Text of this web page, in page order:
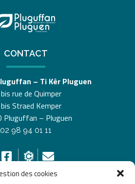
des cookies
CONTACT
– Ti Kêr Pluguen
rue de Quimper
Straed Kemper
Pluguffan – Pluguen
02 98 94 01 11